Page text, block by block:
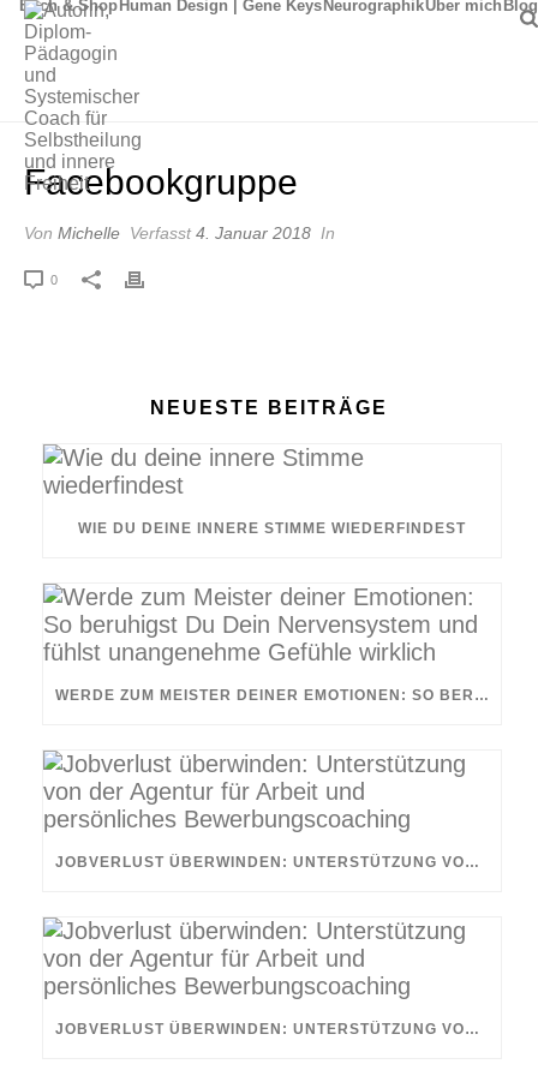
Buch & Shop Human Design | Gene Keys NeurographikÜber mich Blog
Facebookgruppe
Von Michelle Verfasst4. Januar 2018 In
0
NEUESTE BEITRÄGE
WIE DU DEINE INNERE STIMME WIEDERFINDEST
WERDE ZUM MEISTER DEINER EMOTIONEN: SO BERUHIGST DU DEIN NERVENSYSTEM UND FÜHLST UNANGENEHME GEFÜHLE WIRKLICH
JOBVERLUST ÜBERWINDEN: UNTERSTÜTZUNG VON DER AGENTUR FÜR ARBEIT UND PERSÖNLICHES BEWERBUNGSCOACHING
JOBVERLUST ÜBERWINDEN: UNTERSTÜTZUNG VON DER AGENTUR FÜR ARBEIT UND PERSÖNLICHES BEWERBUNGSCOACHING